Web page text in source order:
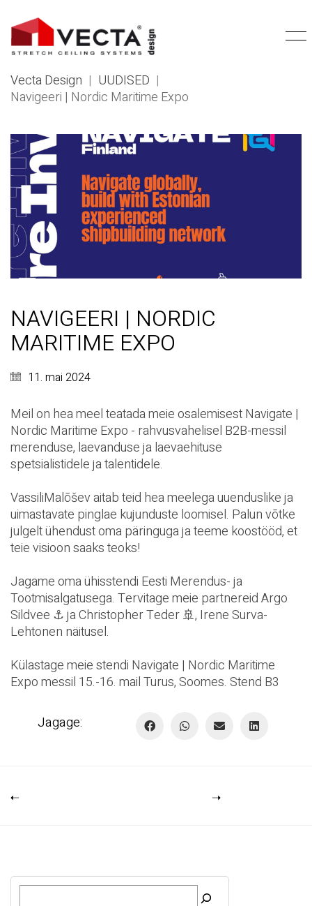
Vecta Design | UUDISED |
Navigeeri | Nordic Maritime Expo
NAVIGEERI | NORDIC
MARITIME EXPO
11. mai 2024
Meil on hea meel teatada meie osalemisestNavigate |
Nordic Maritime Expo - rahvusvahelisel B2B-messil
merenduse, laevanduse ja laevaehituse
spetsialistidele ja talentidele.
VassiliMalõševaitab teid hea meelega uuenduslike ja
uimastavate pinglae kujunduste loomisel. Palun võtke
julgelt ühendust oma päringuga ja teeme koostööd, et
teie visioon saaks teoks!
Jagame oma ühisstendi Eesti Merendus- ja
Tootmisalgatusega. Tervitage meie partnereidArgo
Sildvee ⚓️jaChristopher Teder 🚢, Irene Surva-
Lehtonen näitusel.
Külastage meie stendi Navigate | Nordic Maritime
Expomessil 15.-16. mail Turus, Soomes. Stend B3
Jagage:
O